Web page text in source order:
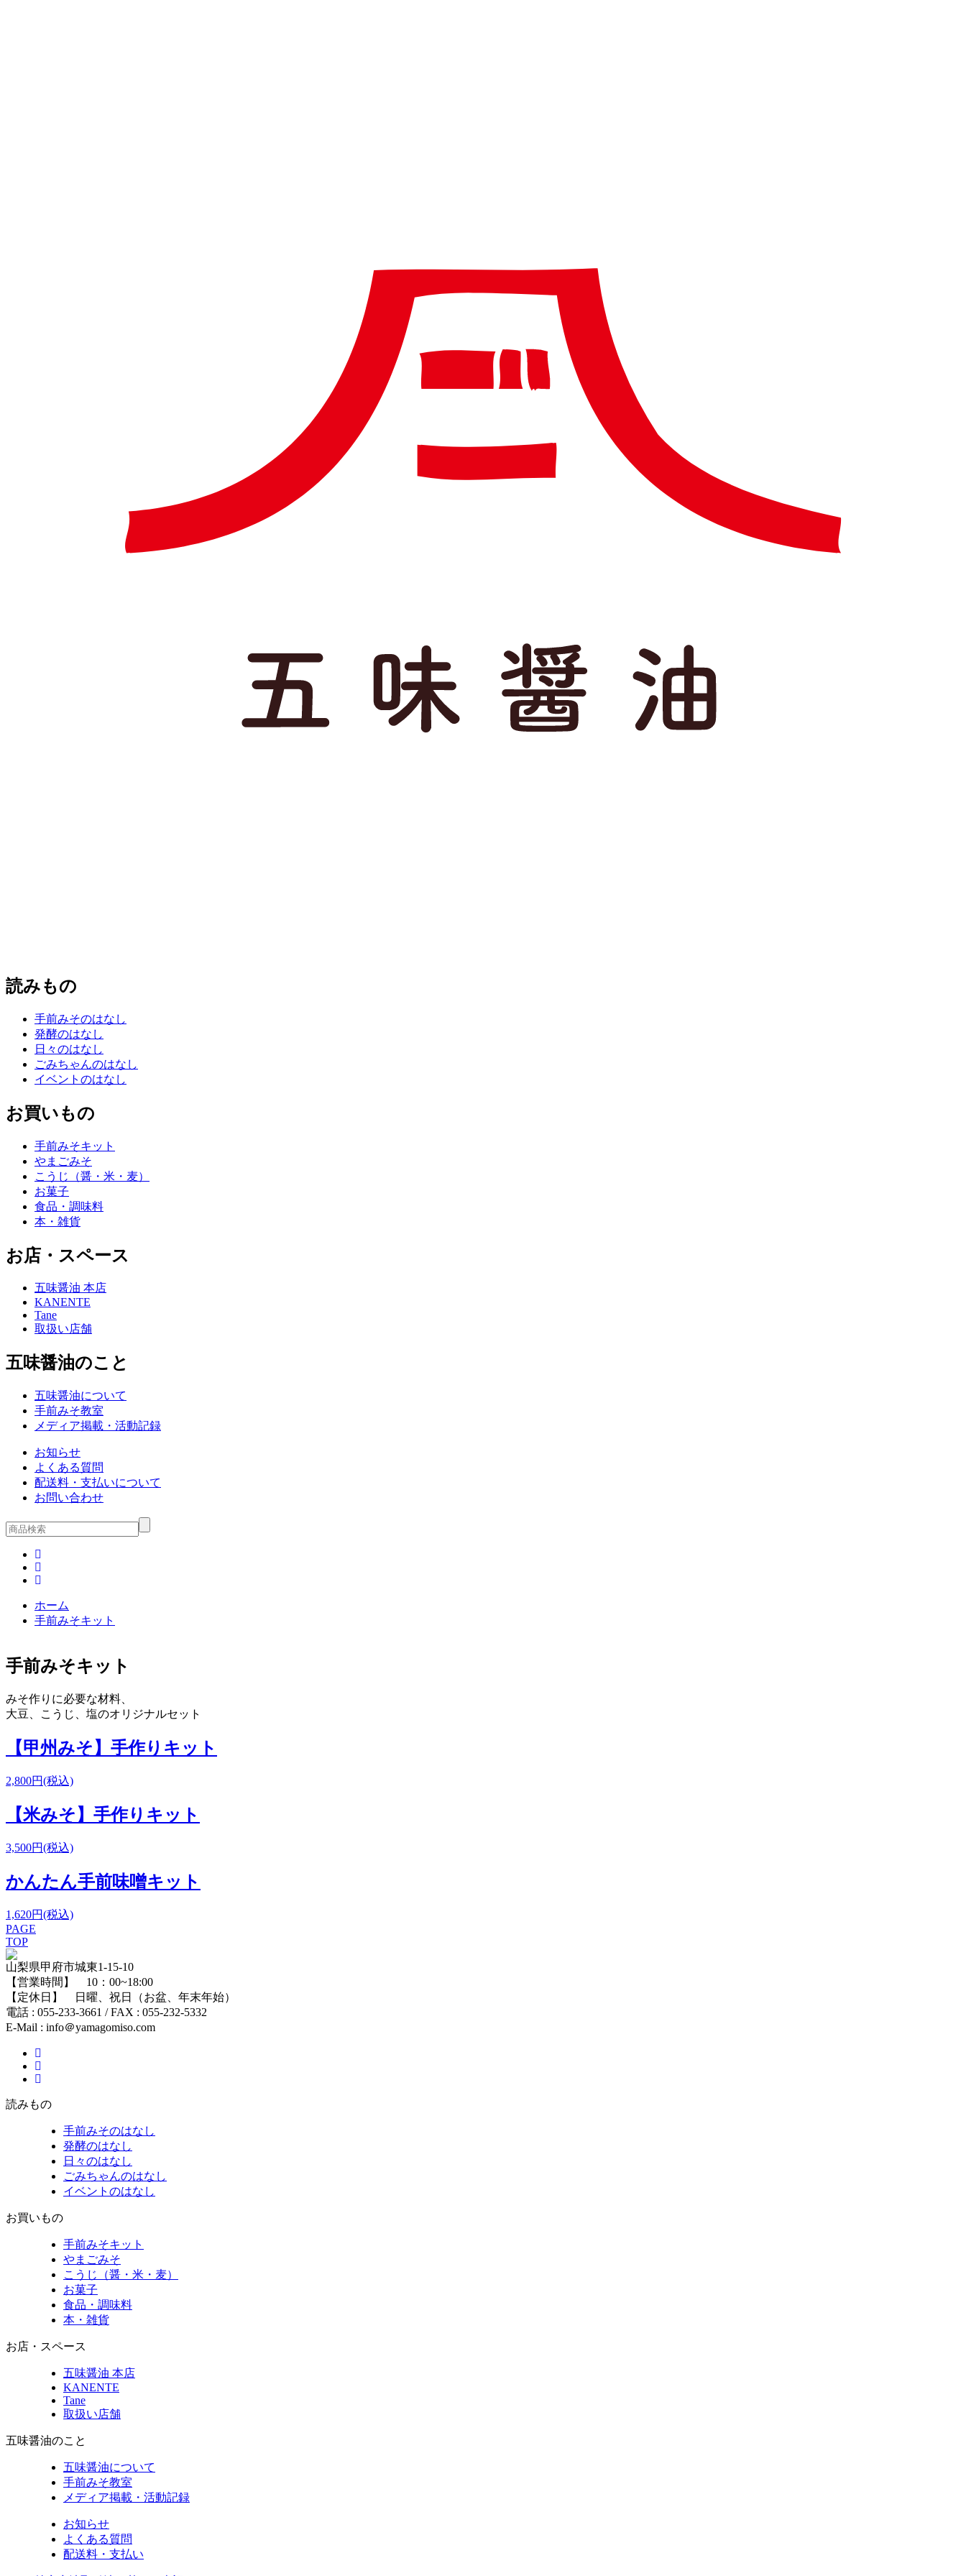
読みもの
手前みそのはなし
発酵のはなし
日々のはなし
ごみちゃんのはなし
イベントのはなし
お買いもの
手前みそキット
やまごみそ
こうじ（醤・米・麦）
お菓子
食品・調味料
本・雑貨
お店・スペース
五味醤油 本店
KANENTE
Tane
取扱い店舗
五味醤油のこと
五味醤油について
手前みそ教室
メディア掲載・活動記録
お知らせ
よくある質問
配送料・支払いについて
お問い合わせ
ホーム
手前みそキット
手前みそキット
みそ作りに必要な材料、
大豆、こうじ、塩のオリジナルセット
【甲州みそ】手作りキット
2,800円(税込)
【米みそ】手作りキット
3,500円(税込)
かんたん手前味噌キット
1,620円(税込)
PAGE
TOP
山梨県甲府市城東1-15-10
【営業時間】 10：00~18:00
【定休日】 日曜、祝日（お盆、年末年始）
電話 : 055-233-3661 / FAX : 055-232-5332
E-Mail : info＠yamagomiso.com
読みもの
手前みそのはなし
発酵のはなし
日々のはなし
ごみちゃんのはなし
イベントのはなし
お買いもの
手前みそキット
やまごみそ
こうじ（醤・米・麦）
お菓子
食品・調味料
本・雑貨
お店・スペース
五味醤油 本店
KANENTE
Tane
取扱い店舗
五味醤油のこと
五味醤油について
手前みそ教室
メディア掲載・活動記録
お知らせ
よくある質問
配送料・支払い